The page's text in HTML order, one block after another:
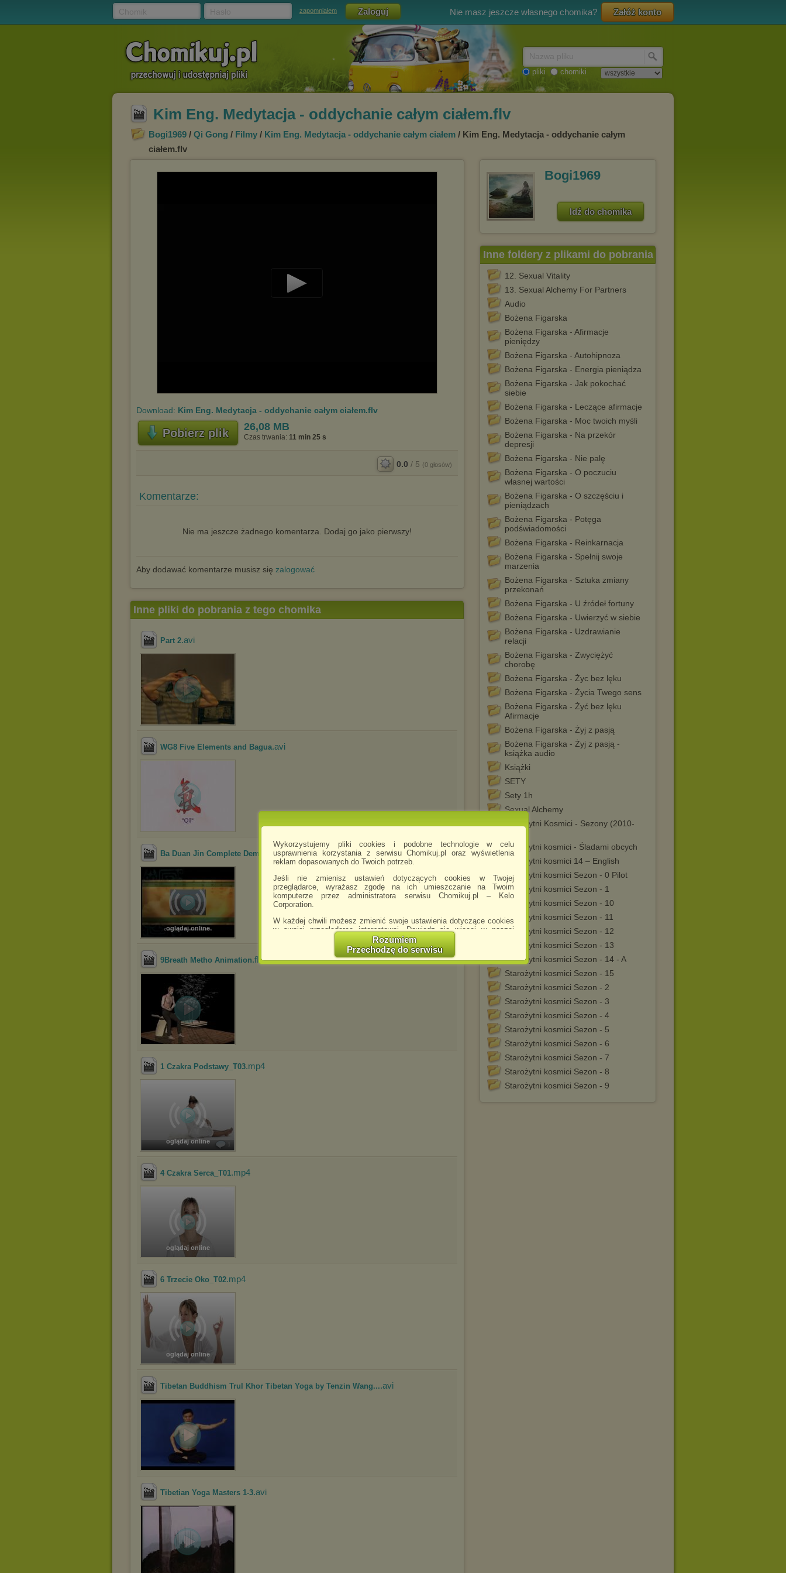
Wykorzystujemy pliki cookies i podobne technologie w celu
usprawnienia korzystania z serwisu Chomikuj.pl oraz wyświetlenia
reklam dopasowanych do Twoich potrzeb.
Jeśli nie zmienisz ustawień dotyczących cookies w Twojej
przeglądarce, wyrażasz zgodę na ich umieszczanie na Twoim
komputerze przez administratora serwisu Chomikuj.pl – Kelo
Corporation.
W każdej chwili możesz zmienić swoje ustawienia dotyczące cookies
w swojej przeglądarce internetowej. Dowiedz się więcej w naszej
http://chomikuj.pl/PolitykaPrywatnosci.aspx
Jednocześnie informujemy że zmiana ustawień przeglądarki może
spowodować ograniczenie korzystania ze strony Chomikuj.pl.
W przypadku braku twojej zgody na akceptację cookies niestety
Zaufanych Partnerów
(dostosowanie reklam do Twoich potrzeb, analiza skuteczności działań
Wyrażenie sprzeciwu spowoduje, że wyświetlana Ci reklama nie
będzie dopasowana do Twoich preferencji, a będzie to reklama
Istnieje możliwość zmiany ustawień przeglądarki internetowej w
sposób uniemożliwiający przechowywanie plików cookies na
urządzeniu końcowym. Można również usunąć pliki cookies,
Rozumiem
Przechodzę do serwisu
zapomniałem Nie masz jeszcze własnego chomika? Załóż konto
pliki chomiki
Kim Eng. Medytacja - oddychanie całym ciałem.flv
Bogi1969 / Qi Gong / Filmy / Kim Eng. Medytacja - oddychanie całym ciałem / Kim Eng. Medytacja - oddychanie całym
ciałem.flv
Download: Kim Eng. Medytacja - oddychanie całym ciałem.flv
Pobierz plik 26,08 MB
Czas trwania: 11 min 25 s
0.0 / 5 (0 głosów)
Komentarze:
Nie ma jeszcze żadnego komentarza. Dodaj go jako pierwszy!
Aby dodawać komentarze musisz się zalogować
Bogi1969
Idź do chomika
Inne foldery z plikami do pobrania
12. Sexual Vitality
13. Sexual Alchemy For Partners
Audio
Bożena Figarska
Bożena Figarska - Afirmacje
pieniędzy
Bożena Figarska - Autohipnoza
Bożena Figarska - Energia pieniądza
Bożena Figarska - Jak pokochać
siebie
Bożena Figarska - Leczące afirmacje
Bożena Figarska - Moc twoich myśli
Bożena Figarska - Na przekór
depresji
Bożena Figarska - Nie palę
Bożena Figarska - O poczuciu
własnej wartości
Bożena Figarska - O szczęściu i
pieniądzach
Bożena Figarska - Potęga
podświadomości
Bożena Figarska - Reinkarnacja
Bożena Figarska - Spełnij swoje
marzenia
Bożena Figarska - Sztuka zmiany
przekonań
Bożena Figarska - U źródeł fortuny
Bożena Figarska - Uwierzyć w siebie
Bożena Figarska - Uzdrawianie
relacji
Bożena Figarska - Zwyciężyć
chorobę
Bożena Figarska - Życ bez lęku
Bożena Figarska - Życia Twego sens
Bożena Figarska - Żyć bez lęku
Afirmacje
Bożena Figarska - Żyj z pasją
Bożena Figarska - Żyj z pasją -
książka audio
Książki
SETY
Sety 1h
Sexual Alchemy
Starożytni Kosmici - Sezony (2010-
Starożytni kosmici - Śladami obcych
Starożytni kosmici 14 – English
Starożytni kosmici Sezon - 0 Pilot
Starożytni kosmici Sezon - 1
Starożytni kosmici Sezon - 10
Starożytni kosmici Sezon - 11
Starożytni kosmici Sezon - 12
Starożytni kosmici Sezon - 13
Starożytni kosmici Sezon - 14 - A
Starożytni kosmici Sezon - 15
Starożytni kosmici Sezon - 2
Starożytni kosmici Sezon - 3
Starożytni kosmici Sezon - 4
Starożytni kosmici Sezon - 5
Starożytni kosmici Sezon - 6
Starożytni kosmici Sezon - 7
Starożytni kosmici Sezon - 8
Starożytni kosmici Sezon - 9
Inne pliki do pobrania z tego chomika
Part 2.avi
WG8 Five Elements and Bagua.avi
Ba Duan Jin Complete Demonstration 1.mp4
oglądaj online
9Breath Metho Animation.flv
1 Czakra Podstawy_T03.mp4
oglądaj online
4 Czakra Serca_T01.mp4
oglądaj online
6 Trzecie Oko_T02.mp4
oglądaj online
Tibetan Buddhism Trul Khor Tibetan Yoga by Tenzin Wang....avi
Tibetian Yoga Masters 1-3.avi